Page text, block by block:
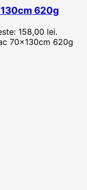
620g
158,00 lei.
70x130cm 620g